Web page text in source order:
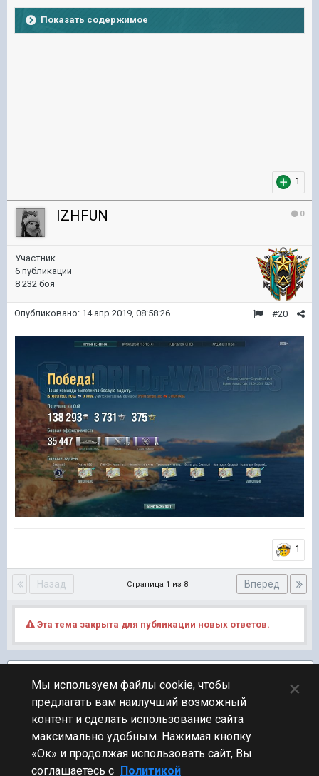
Показать содержимое
1
0
IZHFUN
Участник
6 публикаций
8 232 боя
#20
Опубликовано: 14 апр 2019, 08:58:26
1
Назад Вперёд
Страница 1 из 8
Эта тема закрыта для публикации новых ответов.
ПЕРЕЙТИ К СПИСКУ ТЕМ
Конкурсы
Мы используем файлы cookie, чтобы
предлагать вам наилучший возможный
контент и сделать использование сайта
максимально удобным. Нажимая кнопку
«Ок» и продолжая использовать сайт, Вы
соглашаетесь с Политикой
×